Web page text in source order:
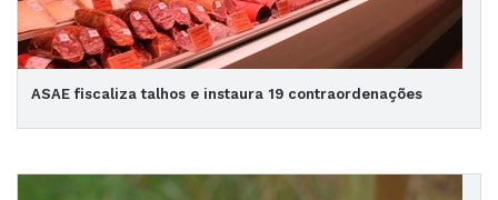
ASAE fiscaliza talhos e instaura 19 contraordenações